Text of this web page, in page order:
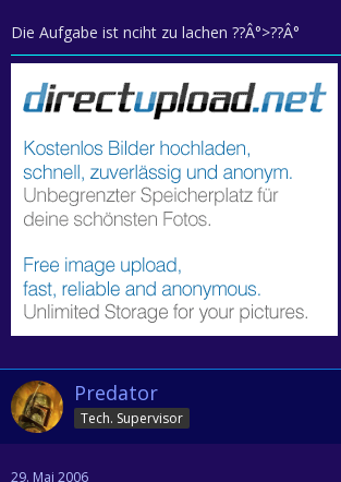
Die Aufgabe ist nciht zu lachen ??Â°>??Â°
Predator
Tech. Supervisor
29. Mai 2006